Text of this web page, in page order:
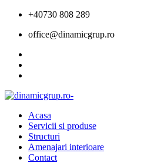
+40730 808 289
office@dinamicgrup.ro
Acasa
Servicii si produse
Structuri
Amenajari interioare
Contact